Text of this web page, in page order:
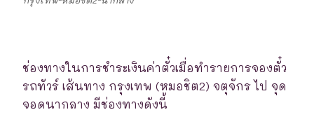
ช่องทางในการชำระเงินค่าตั๋วเมื่อทำรายการจองตั๋ว
รถทัวร์ เส้นทาง กรุงเทพ (หมอชิต2) จตุจักร ไป จุด
จอดนากลาง มีช่องทางดังนี้